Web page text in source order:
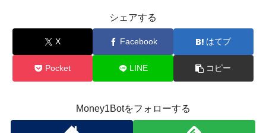
シェアする
X Facebook はてブ
Pocket LINE コピー
Money1Botをフォローする